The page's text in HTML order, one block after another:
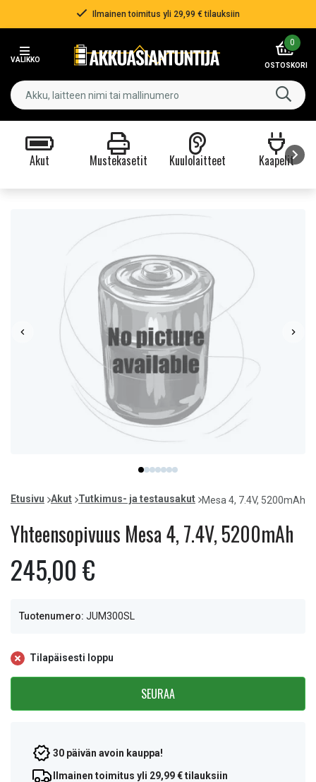
Ilmainen toimitus yli 29,99 € tilauksiin
VALIKKO
0
OSTOSKORI
Akut Mustekasetit Kuulolaitteet Kaapelit
item
0
item
1
item
2
item
3
item
4
item
5
item
6
of
Etusivu Akut Tutkimus- ja testausakut Mesa 4, 7.4V, 5200mAh
Yhteensopivuus Mesa 4, 7.4V, 5200mAh
245,00 €
Tuotenumero: JUM300SL
Tilapäisesti loppu
SEURAA
30 päivän avoin kauppa!
Ilmainen toimitus yli 29,99 € tilauksiin